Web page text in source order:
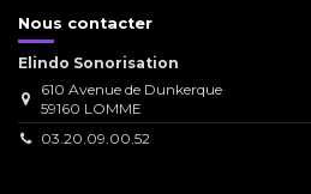
Nous contacter
Elindo Sonorisation
610 Avenue de Dunkerque
59160 LOMME
03.20.09.00.52